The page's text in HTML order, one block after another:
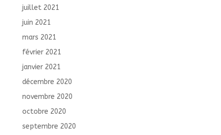
juillet 2021
juin 2021
mars 2021
février 2021
janvier 2021
décembre 2020
novembre 2020
octobre 2020
septembre 2020